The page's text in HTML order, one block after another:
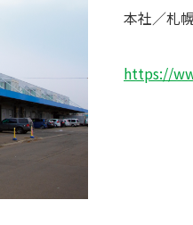
本社／札
https://